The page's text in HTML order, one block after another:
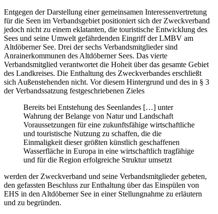
Entgegen der Darstellung einer gemeinsamen Interessenvertretung
für die Seen im Verbandsgebiet positioniert sich der Zweckverband
jedoch nicht zu einem eklatanten, die touristische Entwicklung des
Sees und seine Umwelt gefährdenden Eingriff der LMBV am
Altdöberner See. Drei der sechs Verbandsmitglieder sind
Anrainerkommunen des Altdöberner Sees. Das vierte
Verbandsmitglied verantwortet die Hoheit über das gesamte Gebiet
des Landkreises. Die Enthaltung des Zweckverbandes erschließt
sich Außenstehenden nicht. Vor diesem Hintergrund und des in § 3
der Verbandssatzung festgeschriebenen Zieles
Bereits bei Entstehung des Seenlandes […] unter
Wahrung der Belange von Natur und Landschaft
Voraussetzungen für eine zukunftsfähige wirtschaftliche
und touristische Nutzung zu schaffen, die die
Einmaligkeit dieser größten künstlich geschaffenen
Wasserfläche in Europa in eine wirtschaftlich tragfähige
und für die Region erfolgreiche Struktur umsetzt
werden der Zweckverband und seine Verbandsmitglieder gebeten,
den gefassten Beschluss zur Enthaltung über das Einspülen von
EHS in den Altdöberner See in einer Stellungnahme zu erläutern
und zu begründen.